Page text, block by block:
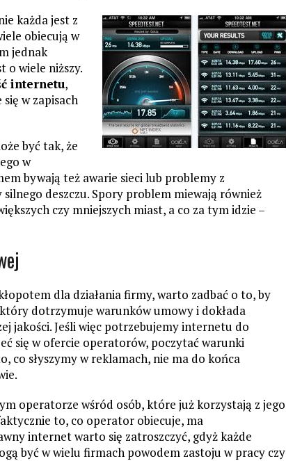
każda jest z
obiecują w
jednak
o wiele niższy.
internetu,
w zapisach
być tak, że
w
bywają też awarie sieci lub problemy z
deszczu. Spory problem miewają również
czy mniejszych miast, a co za tym idzie –
dla działania firmy, warto zadbać o to, by
dotrzymuje warunków umowy i dokłada
jakości. Jeśli więc potrzebujemy internetu do
się w ofercie operatorów, poczytać warunki
co słyszymy w reklamach, nie ma do końca
operatorze wśród osób, które już korzystają z jego
to, co operator obiecuje, ma
internet warto się zatroszczyć, gdyż każde
być w wielu firmach powodem zastoju w pracy czy